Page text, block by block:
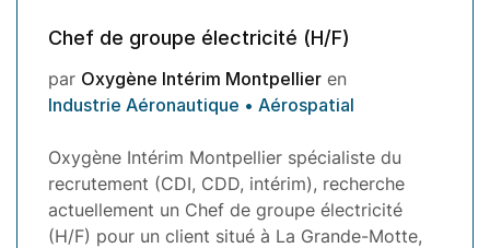
Chef de groupe électricité (H/F)
par Oxygène Intérim Montpellier en
Industrie Aéronautique • Aérospatial
Oxygène Intérim Montpellier spécialiste du
recrutement (CDI, CDD, intérim), recherche
actuellement un Chef de groupe électricité
(H/F) pour un client situé à La Grande-Motte,